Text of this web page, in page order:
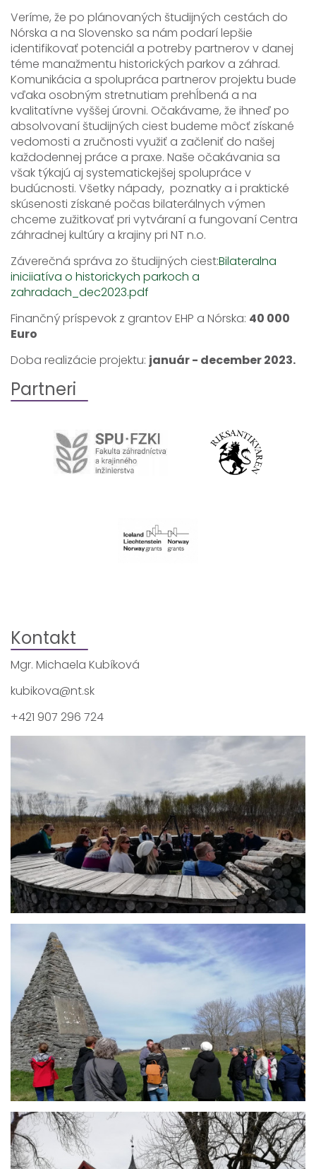
Veríme, že po plánovaných študijných cestách do
Nórska a na Slovensko sa nám podarí lepšie
identifikovať potenciál a potreby partnerov v danej
téme manažmentu historických parkov a záhrad.
Komunikácia a spolupráca partnerov projektu bude
vďaka osobným stretnutiam prehĺbená a na
kvalitatívne vyššej úrovni. Očakávame, že ihneď po
absolvovaní študijných ciest budeme môcť získané
vedomosti a zručnosti využiť a začleniť do našej
každodennej práce a praxe. Naše očakávania sa
však týkajú aj systematickejšej spolupráce v
budúcnosti. Všetky nápady, poznatky a i praktické
skúsenosti získané počas bilaterálnych výmen
chceme zužitkovať pri vytváraní a fungovaní Centra
záhradnej kultúry a krajiny pri NT n.o.
Záverečná správa zo študijných ciest:Bilateralna
iniciiatíva o historickych parkoch a
zahradach_dec2023.pdf
Finančný príspevok z grantov EHP a Nórska: 40 000
Euro
Doba realizácie projektu: január - december 2023.
Partneri
Kontakt
Mgr. Michaela Kubíková
kubikova@nt.sk
+421 907 296 724